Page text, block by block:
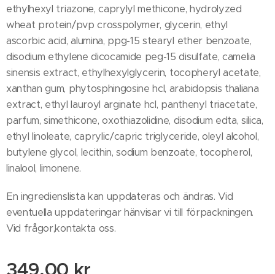
ethylhexyl triazone, caprylyl methicone, hydrolyzed
wheat protein/pvp crosspolymer, glycerin, ethyl
ascorbic acid, alumina, ppg-15 stearyl ether benzoate,
disodium ethylene dicocamide peg-15 disulfate, camelia
sinensis extract, ethylhexylglycerin, tocopheryl acetate,
xanthan gum, phytosphingosine hcl, arabidopsis thaliana
extract, ethyl lauroyl arginate hcl, panthenyl triacetate,
parfum, simethicone, oxothiazolidine, disodium edta, silica,
ethyl linoleate, caprylic/capric triglyceride, oleyl alcohol,
butylene glycol, lecithin, sodium benzoate, tocopherol,
linalool, limonene.
En ingredienslista kan uppdateras och ändras. Vid
eventuella uppdateringar hänvisar vi till förpackningen.
Vid frågor,kontakta oss.